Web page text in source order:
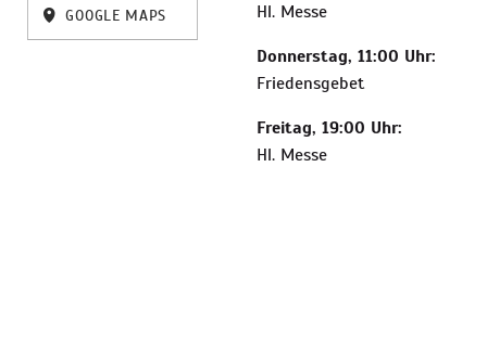
GOOGLE MAPS
Hl. Messe
Donnerstag, 11:00 Uhr:
Friedensgebet
Freitag, 19:00 Uhr:
Hl. Messe